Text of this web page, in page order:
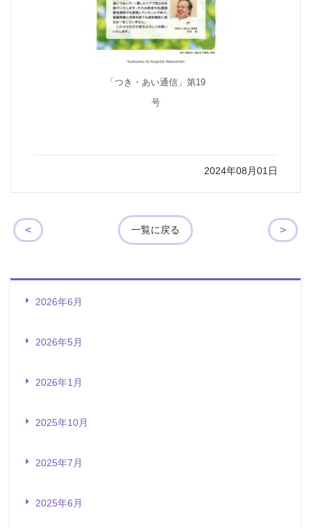
「つき・あい通信」第19
号
2024年08月01日
< 一覧に戻る >
2026年6月
2026年5月
2026年1月
2025年10月
2025年7月
2025年6月